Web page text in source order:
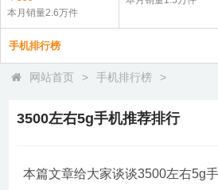
本月销量2.6万件
手机排行榜
网站首页 > 手机排行榜 >
3500左右5g手机推荐排行
本篇文章给大家谈谈3500左右5g